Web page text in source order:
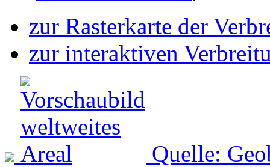
zur Rasterkarte der
zur interaktiven
Quelle: